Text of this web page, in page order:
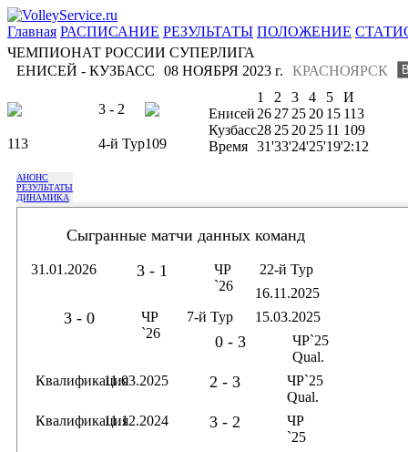
Главная РАСПИСАНИЕ РЕЗУЛЬТАТЫ ПОЛОЖЕНИЕ
ЧЕМПИОНАТ РОССИИ СУПЕРЛИГА
ЕНИСЕЙ - КУЗБАСС
КРАСНОЯРСК
08 НОЯБРЯ 2023 г.
3 - 2
113 4-й Тур109
1 2 3 4 5
И
Енисей 26 27 25 20 15 113
Кузбасс28 25 20 25 11 109
Время 31'33'24'25'19'2:12
АНОНС
РЕЗУЛЬТАТЫ
ДИНАМИКА
Сыгранные матчи данных команд
31.01.2026 3 - 1
ЧР
`26
22-й Тур
16.11.2025
3 - 0
ЧР
`26
7-й Тур 15.03.2025
0 - 3
ЧР`25
Qual.
Квалификация11.03.2025 2 - 3
ЧР`25
Qual.
Квалификация11.12.2024 3 - 2
ЧР
`25